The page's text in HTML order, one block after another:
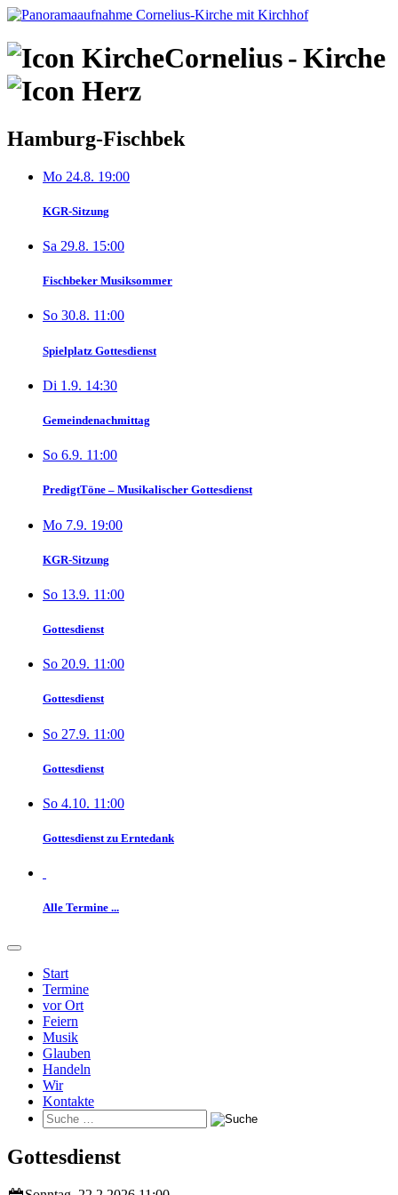
Skip
content
Cornelius-Kirche
Hamburg-Fischbek
Mo 24.8. 19:00
KGR-Sitzung
Sa 29.8. 15:00
Fischbeker Musiksommer
So 30.8. 11:00
Spielplatz Gottesdienst
Di 1.9. 14:30
Gemeindenachmittag
So 6.9. 11:00
PredigtTöne – Musikalischer Gottesdienst
Mo 7.9. 19:00
KGR-Sitzung
So 13.9. 11:00
Gottesdienst
So 20.9. 11:00
Gottesdienst
So 27.9. 11:00
Gottesdienst
So 4.10. 11:00
Gottesdienst zu Erntedank
Alle Termine ...
Start
Termine
vor Ort
Feiern
Musik
Glauben
Handeln
Wir
Kontakte
Gottesdienst